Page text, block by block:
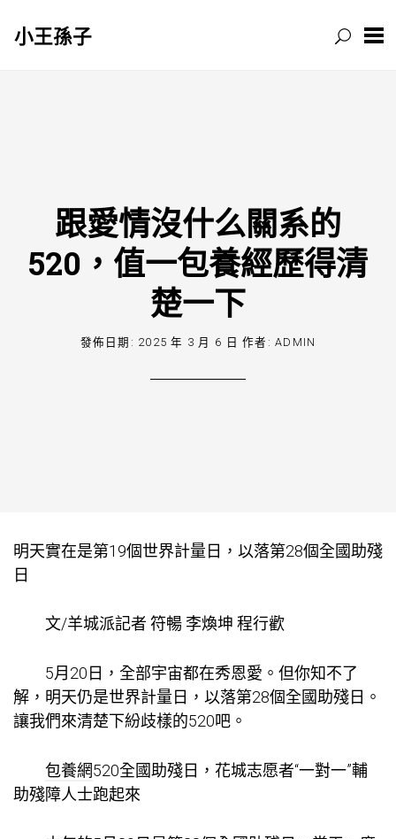
小王孫子
跟愛情沒什么關系的
520，值一包養經歷得清
楚一下
發佈日期: 2025 年 3 月 6 日 作者:ADMIN
明天實在是第19個世界計量日，以落第28個全國助殘
日
文/羊城派記者 符暢 李煥坤 程行歡
5月20日，全部宇宙都在秀恩愛。但你知不了
解，明天仍是世界計量日，以落第28個全國助殘日。
讓我們來清楚下紛歧樣的520吧。
包養網520全國助殘日，花城志愿者“一對一”輔
助殘障人士跑起來